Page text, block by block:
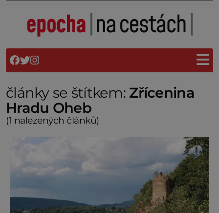
články se štítkem: Zřícenina
Hradu Oheb
(1 nalezených článků)